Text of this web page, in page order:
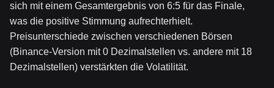
sich mit einem Gesamtergebnis von 6:5 für das Finale,
was die positive Stimmung aufrechterhielt.
Preisunterschiede zwischen verschiedenen Börsen
(Binance-Version mit 0 Dezimalstellen vs. andere mit 18
Dezimalstellen) verstärkten die Volatilität.